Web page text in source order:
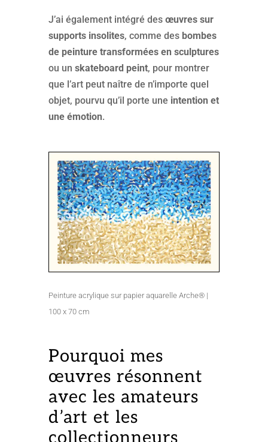
J’ai également intégré des œuvres sur
supports insolites, comme des bombes
de peinture transformées en sculptures
ou un skateboard peint, pour montrer
que l’art peut naître de n’importe quel
objet, pourvu qu’il porte une intention et
une émotion.
Peinture acrylique sur papier aquarelle Arche® |
100 x 70 cm
Pourquoi mes
œuvres résonnent
avec les amateurs
d’art et les